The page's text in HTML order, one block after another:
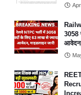
3058
आवेदन,